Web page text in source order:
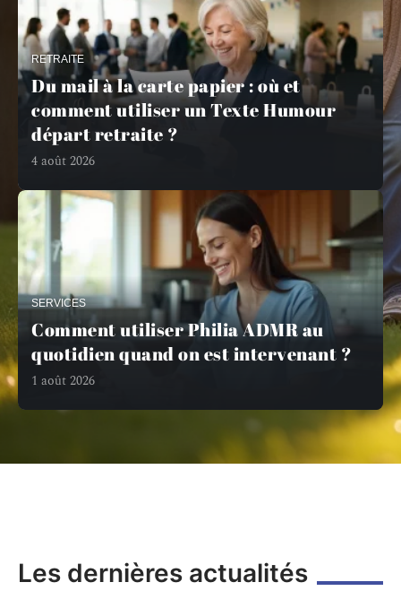
RETRAITE
Du mail à la carte papier : où et
comment utiliser un Texte Humour
départ retraite ?
4 août 2026
SERVICES
Comment utiliser Philia ADMR au
quotidien quand on est intervenant ?
1 août 2026
Les dernières actualités